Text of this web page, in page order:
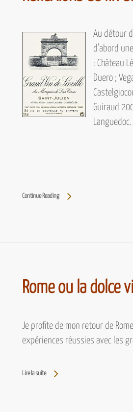
Au détour
d’abord
: Château
Duero ;
Guiraud
Languedoc.
Continue Reading
Rome ou la dolce
Je profite de mon retour de
expériences réussies avec les
Lire la suite